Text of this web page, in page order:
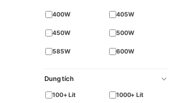
400W 405W
450W 500W
585W 600W
Dung tích
100+ Lít 1000+ Lít